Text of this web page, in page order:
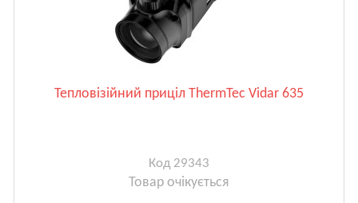
Тепловізійний приціл ThermTec Vidar 635
Код 29343
Товар очікується